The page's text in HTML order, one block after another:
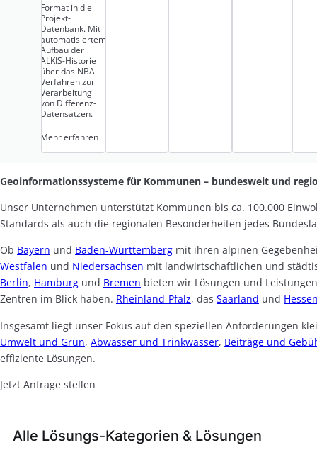
Format in die
Projekt-
Datenbank. Mit
automatisiertem
Aufbau der
ALKIS-Historie
über das NBA-
Verfahren zur
Verarbeitung
von Differenz-
Datensätzen.
Mehr erfahren
Geoinformationssysteme für Kommunen – bundesweit und
Unser Unternehmen unterstützt Kommunen bis ca. 100.000
Standards als auch die regionalen Besonderheiten jedes
Ob Bayern und Baden-Württemberg mit ihren alpinen
Westfalen und Niedersachsen mit landwirtschaftlichen und
Berlin, Hamburg und Bremen bieten wir Lösungen und
Zentren im Blick haben. Rheinland-Pfalz, das Saarland und
Insgesamt liegt unser Fokus auf den speziellen Anforderungen
Umwelt und Grün, Abwasser und Trinkwasser, Beiträge und
effiziente Lösungen.
Jetzt Anfrage stellen
Alle Lösungs-Kategorien & Lösungen